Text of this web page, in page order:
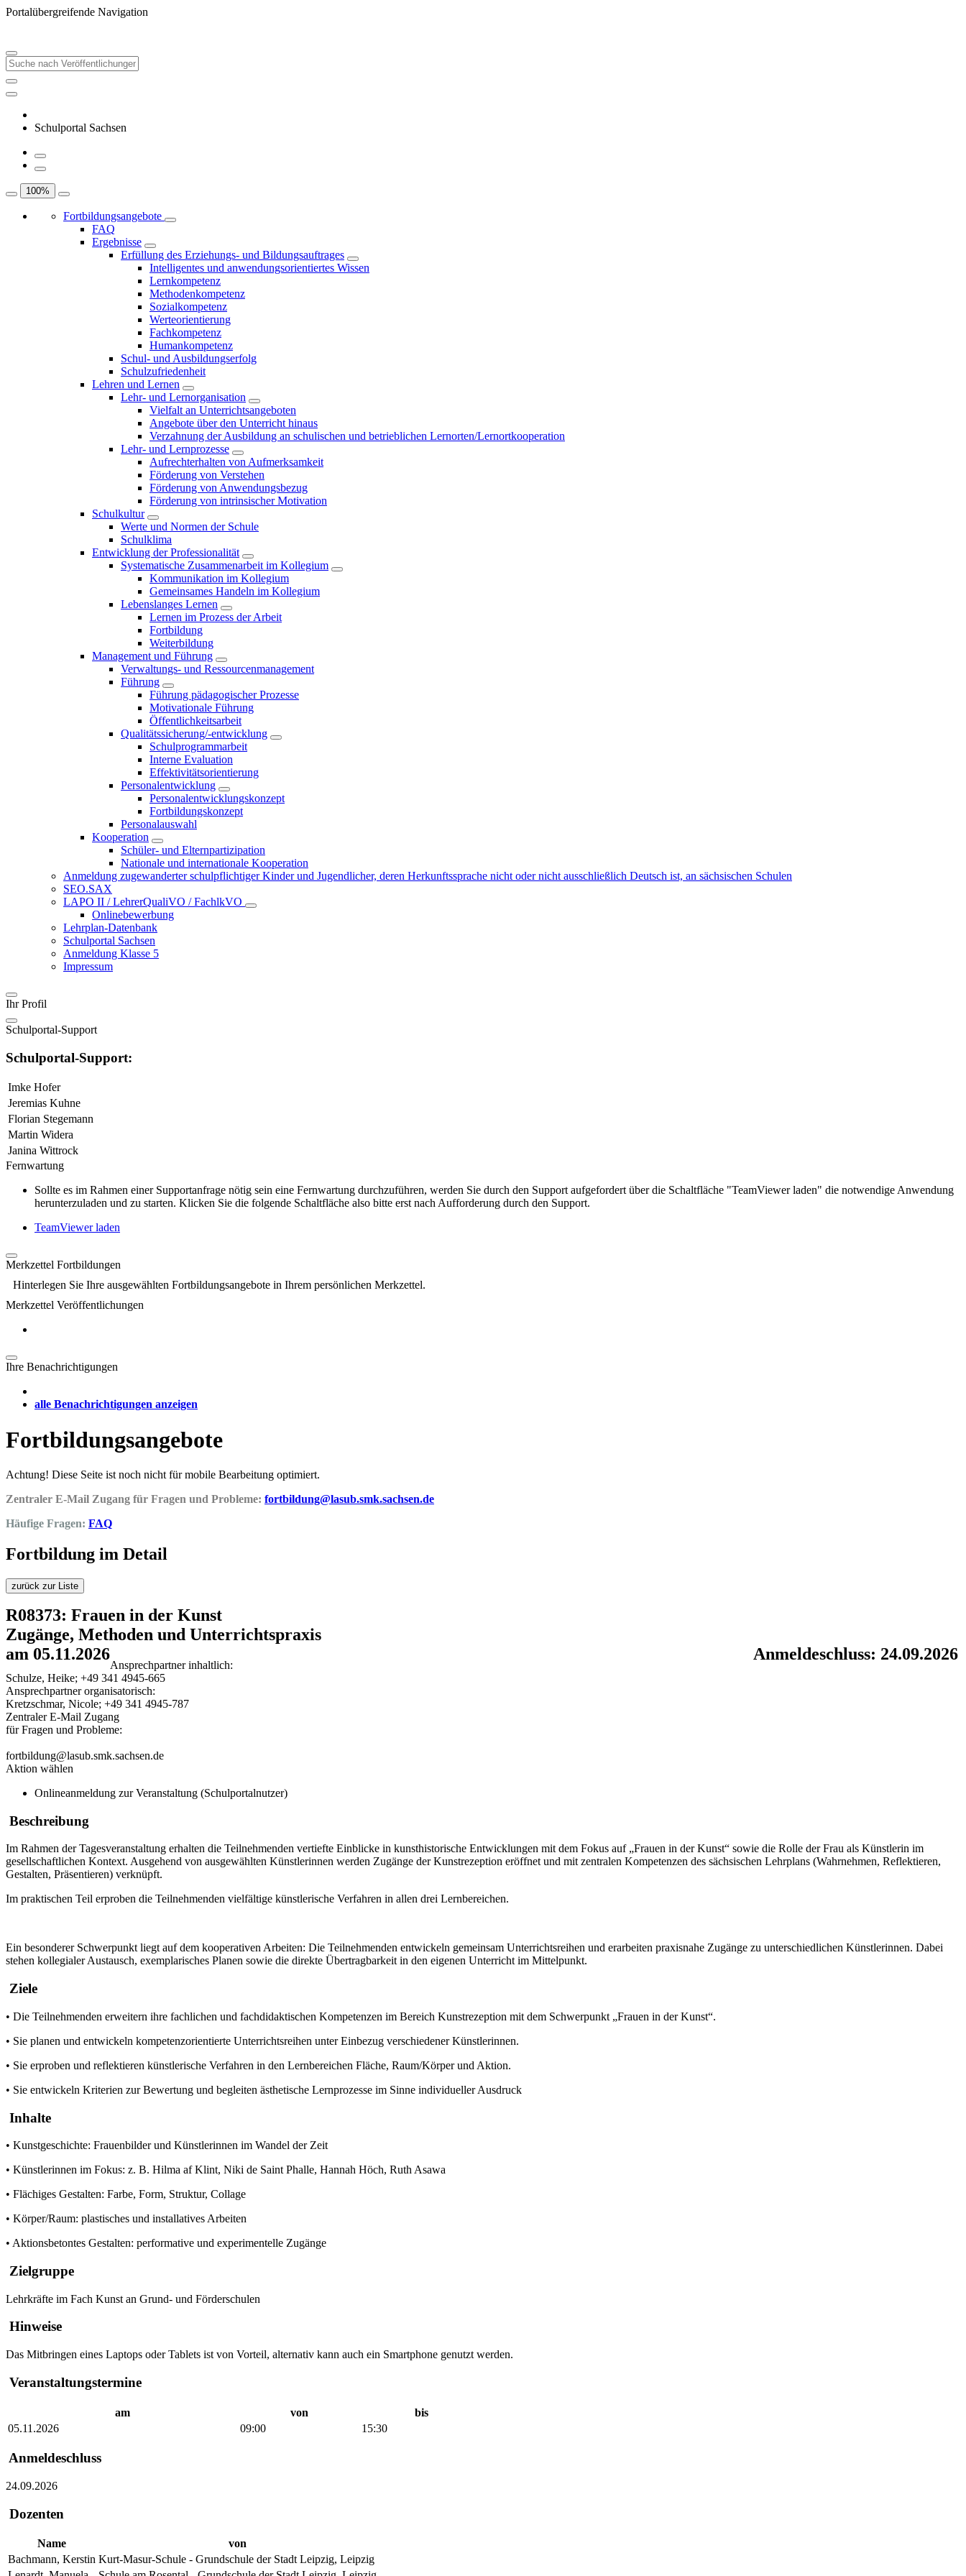
Portalübergreifende Navigation
Schulportal Sachsen
100%
Fortbildungsangebote
FAQ
Ergebnisse
Erfüllung des Erziehungs- und Bildungsauftrages
Intelligentes und anwendungsorientiertes Wissen
Lernkompetenz
Methodenkompetenz
Sozialkompetenz
Werteorientierung
Fachkompetenz
Humankompetenz
Schul- und Ausbildungserfolg
Schulzufriedenheit
Lehren und Lernen
Lehr- und Lernorganisation
Vielfalt an Unterrichtsangeboten
Angebote über den Unterricht hinaus
Verzahnung der Ausbildung an schulischen und betrieblichen Lernorten/Lernortkooperation
Lehr- und Lernprozesse
Aufrechterhalten von Aufmerksamkeit
Förderung von Verstehen
Förderung von Anwendungsbezug
Förderung von intrinsischer Motivation
Schulkultur
Werte und Normen der Schule
Schulklima
Entwicklung der Professionalität
Systematische Zusammenarbeit im Kollegium
Kommunikation im Kollegium
Gemeinsames Handeln im Kollegium
Lebenslanges Lernen
Lernen im Prozess der Arbeit
Fortbildung
Weiterbildung
Management und Führung
Verwaltungs- und Ressourcenmanagement
Führung
Führung pädagogischer Prozesse
Motivationale Führung
Öffentlichkeitsarbeit
Qualitätssicherung/-entwicklung
Schulprogrammarbeit
Interne Evaluation
Effektivitätsorientierung
Personalentwicklung
Personalentwicklungskonzept
Fortbildungskonzept
Personalauswahl
Kooperation
Schüler- und Elternpartizipation
Nationale und internationale Kooperation
Anmeldung zugewanderter schulpflichtiger Kinder und Jugendlicher, deren Herkunftssprache nicht oder nicht ausschließlich Deutsch ist, an sächsischen Schulen
SEO.SAX
LAPO II / LehrerQualiVO / FachlkVO
Onlinebewerbung
Lehrplan-Datenbank
Schulportal Sachsen
Anmeldung Klasse 5
Impressum
Ihr Profil
Schulportal-Support
Schulportal-Support:
Imke Hofer
Jeremias Kuhne
Florian Stegemann
Martin Widera
Janina Wittrock
Fernwartung
Sollte es im Rahmen einer Supportanfrage nötig sein eine Fernwartung durchzuführen, werden Sie durch den Support aufgefordert über die Schaltfläche "TeamViewer laden" die notwendige Anwendung
herunterzuladen und zu starten. Klicken Sie die folgende Schaltfläche also bitte erst nach Aufforderung durch den Support.
TeamViewer laden
Merkzettel Fortbildungen
Hinterlegen Sie Ihre ausgewählten Fortbildungsangebote in Ihrem persönlichen Merkzettel.
Merkzettel Veröffentlichungen
Ihre Benachrichtigungen
alle Benachrichtigungen anzeigen
Fortbildungsangebote
Achtung! Diese Seite ist noch nicht für mobile Bearbeitung optimiert.
Zentraler E-Mail Zugang für Fragen und Probleme: fortbildung@lasub.smk.sachsen.de
Häufige Fragen: FAQ
Fortbildung im Detail
zurück zur Liste
R08373: Frauen in der Kunst
Zugänge, Methoden und Unterrichtspraxis
am 05.11.2026
Anmeldeschluss: 24.09.2026
Ansprechpartner inhaltlich:
Schulze, Heike; +49 341 4945-665
Ansprechpartner organisatorisch:
Kretzschmar, Nicole; +49 341 4945-787
Zentraler E-Mail Zugang
für Fragen und Probleme:
fortbildung@lasub.smk.sachsen.de
Aktion wählen
Onlineanmeldung zur Veranstaltung (Schulportalnutzer)
Beschreibung
Im Rahmen der Tagesveranstaltung erhalten die Teilnehmenden vertiefte Einblicke in kunsthistorische Entwicklungen mit dem Fokus auf „Frauen in der Kunst“ sowie die Rolle der Frau als Künstlerin im
gesellschaftlichen Kontext. Ausgehend von ausgewählten Künstlerinnen werden Zugänge der Kunstrezeption eröffnet und mit zentralen Kompetenzen des sächsischen Lehrplans (Wahrnehmen, Reflektieren,
Gestalten, Präsentieren) verknüpft.
Im praktischen Teil erproben die Teilnehmenden vielfältige künstlerische Verfahren in allen drei Lernbereichen.
Ein besonderer Schwerpunkt liegt auf dem kooperativen Arbeiten: Die Teilnehmenden entwickeln gemeinsam Unterrichtsreihen und erarbeiten praxisnahe Zugänge zu unterschiedlichen Künstlerinnen. Dabei
stehen kollegialer Austausch, exemplarisches Planen sowie die direkte Übertragbarkeit in den eigenen Unterricht im Mittelpunkt.
Ziele
• Die Teilnehmenden erweitern ihre fachlichen und fachdidaktischen Kompetenzen im Bereich Kunstrezeption mit dem Schwerpunkt „Frauen in der Kunst“.
• Sie planen und entwickeln kompetenzorientierte Unterrichtsreihen unter Einbezug verschiedener Künstlerinnen.
• Sie erproben und reflektieren künstlerische Verfahren in den Lernbereichen Fläche, Raum/Körper und Aktion.
• Sie entwickeln Kriterien zur Bewertung und begleiten ästhetische Lernprozesse im Sinne individueller Ausdruck
Inhalte
• Kunstgeschichte: Frauenbilder und Künstlerinnen im Wandel der Zeit
• Künstlerinnen im Fokus: z. B. Hilma af Klint, Niki de Saint Phalle, Hannah Höch, Ruth Asawa
• Flächiges Gestalten: Farbe, Form, Struktur, Collage
• Körper/Raum: plastisches und installatives Arbeiten
• Aktionsbetontes Gestalten: performative und experimentelle Zugänge
Zielgruppe
Lehrkräfte im Fach Kunst an Grund- und Förderschulen
Hinweise
Das Mitbringen eines Laptops oder Tablets ist von Vorteil, alternativ kann auch ein Smartphone genutzt werden.
Veranstaltungstermine
am von
bis
05.11.2026
09:00 15:30
Anmeldeschluss
24.09.2026
Dozenten
Name
von
Bachmann, Kerstin Kurt-Masur-Schule - Grundschule der Stadt Leipzig, Leipzig